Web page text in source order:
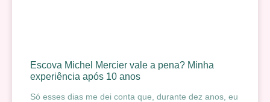
Escova Michel Mercier vale a pena? Minha
experiência após 10 anos
Só esses dias me dei conta que, durante dez anos, eu